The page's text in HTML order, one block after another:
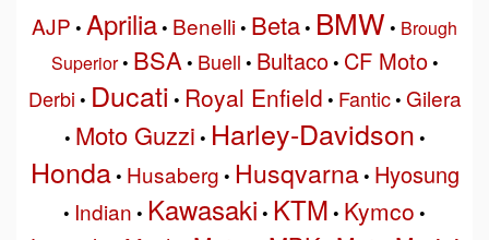
AJP • Aprilia• Benelli• Beta• BMW • Brough
Superior• BSA• Buell • Bultaco• CF Moto•
Derbi • Ducati • Royal Enfield • Fantic• Gilera
• Moto Guzzi • Harley-Davidson •
Honda• Husaberg • Husqvarna• Hyosung
• Indian • Kawasaki • KTM • Kymco •